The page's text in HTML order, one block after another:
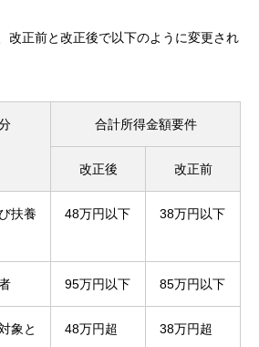
改正前と改正後で以下のように変更され
合計所得金額要件
改正後 改正前
扶養
48万円以下 38万円以下
95万円以下 85万円以下
象と
48万円超
38万円超